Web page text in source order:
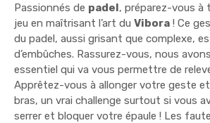
Passionnés de padel, préparez-vous
jeu en maîtrisant l’art du Vibora ! Ce
du padel, aussi grisant que complexe,
d’embûches. Rassurez-vous, nous
essentiel qui va vous permettre de
Apprêtez-vous à allonger votre geste
bras, un vrai challenge surtout si vous
serrer et bloquer votre épaule ! Les